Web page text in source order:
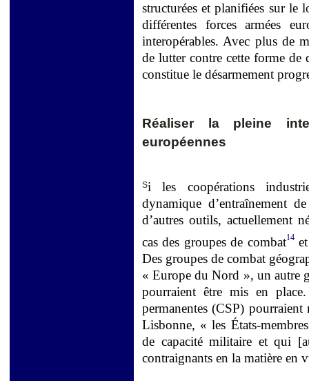
structurées et planifiées sur le
différentes forces armées
interopérables. Avec plus de
de lutter contre cette forme de
constitue le désarmement
Réaliser la pleine
européennes
Si les coopérations
dynamique d’entraînement
d’autres outils, actuellement
cas des groupes de combat14et
Des groupes de combat
« Europe du Nord », un autre
pourraient être mis en
permanentes (CSP) pourraient
Lisbonne, « les États-
de capacité militaire et qui
contraignants en la matière en